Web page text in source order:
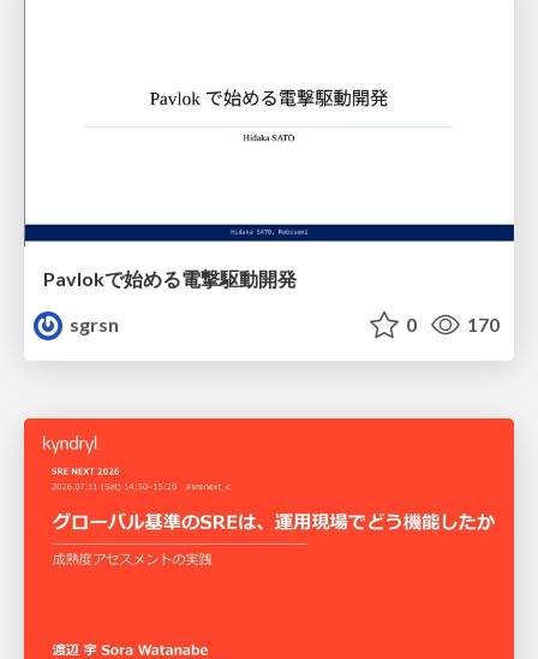
Pavlokで始める電撃駆動開発
sgrsn
0 170